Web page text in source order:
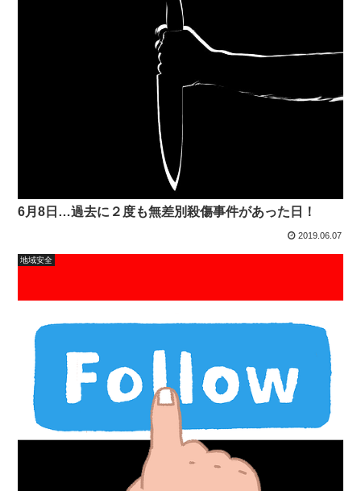
6月8日…過去に２度も無差別殺傷事件があった日！
2019.06.07
地域安全